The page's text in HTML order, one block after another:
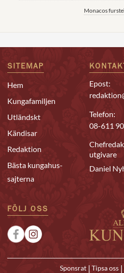
Monacos
SITEMAP
Hem
Kungafamiljen
Utländskt
Kändisar
Redaktion
Bästa kungahus-
sajterna
Epost:
Telefon:
08-611
utgivare
Daniel
FÖLJ OSS
Sponsrat | Tipsa oss |